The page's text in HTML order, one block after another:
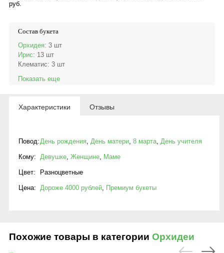
руб.
Состав букета
Орхидея: 3 шт
Ирис: 13 шт
Клематис: 3 шт
Показать еще
Характеристики Отзывы
Повод: День рождения День матери 8 марта День учителя
Кому: Девушке Женщине Маме
Цвет: Разноцветные
Цена: Дороже 4000 рублей Премиум букеты
Похожие товары в категории Орхидеи